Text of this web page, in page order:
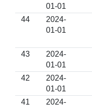
01-01
44
2024-
01-01
43
2024-
01-01
42
2024-
01-01
41
2024-